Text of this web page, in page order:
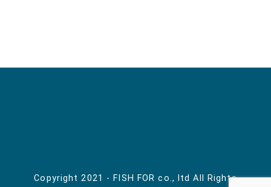
Copyright 2021 - FISH FOR co., ltd All Rights